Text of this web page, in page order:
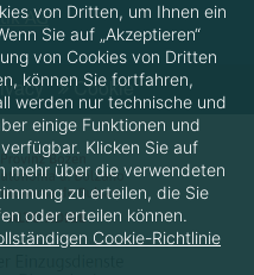
AG
Cookie
von Dritten, um Ihnen ein
Sie auf „Akzeptieren“
von Cookies von Dritten
können Sie fortfahren,
werden nur technische und
einige Funktionen und
Klicken Sie auf
mehr über die verwendeten
zu erteilen, die Sie
oder erteilen können.
Cookie-Richtlinie